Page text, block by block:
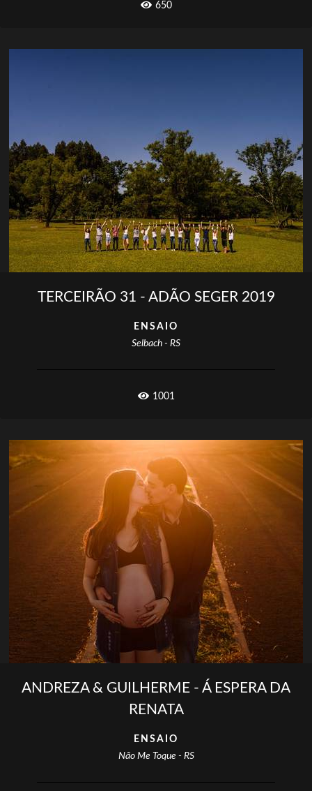
650
TERCEIRÃO 31 - ADÃO SEGER 2019
ENSAIO
Selbach - RS
1001
ANDREZA & GUILHERME - Á ESPERA DA
RENATA
ENSAIO
Não Me Toque - RS